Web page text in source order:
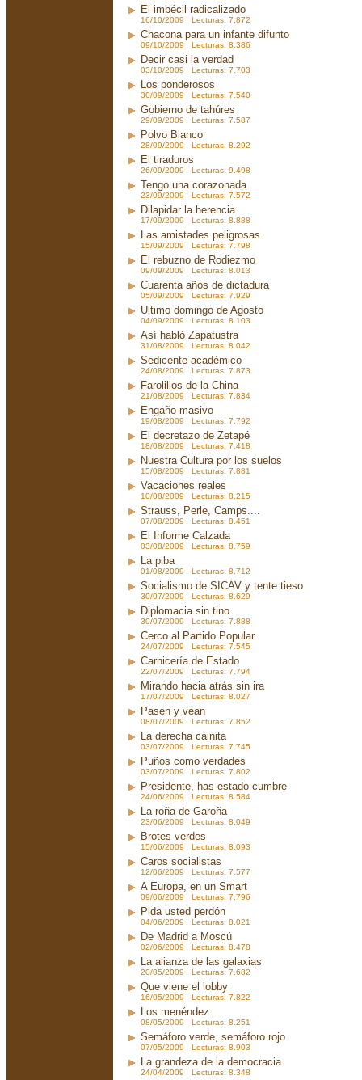
El imbécil radicalizado
16/10/2009 Lecturas: 7.872
Chacona para un infante difunto
09/10/2009 Lecturas: 8.386
Decir casi la verdad
03/10/2009 Lecturas: 7.703
Los ponderosos
30/09/2009 Lecturas: 7.540
Gobierno de tahúres
29/09/2009 Lecturas: 7.587
Polvo Blanco
28/09/2009 Lecturas: 8.292
El tiraduros
26/09/2009 Lecturas: 9.498
Tengo una corazonada
23/09/2009 Lecturas: 7.572
Dilapidar la herencia
17/09/2009 Lecturas: 8.888
Las amistades peligrosas
15/09/2009 Lecturas: 7.798
El rebuzno de Rodiezmo
09/09/2009 Lecturas: 8.013
Cuarenta años de dictadura
05/09/2009 Lecturas: 7.929
Ultimo domingo de Agosto
04/09/2009 Lecturas: 8.103
Así habló Zapatustra
31/08/2009 Lecturas: 8.042
Sedicente académico
24/08/2009 Lecturas: 7.873
Farolillos de la China
21/08/2009 Lecturas: 7.834
Engaño masivo
19/08/2009 Lecturas: 7.792
El decretazo de Zetapé
18/08/2009 Lecturas: 7.418
Nuestra Cultura por los suelos
15/08/2009 Lecturas: 7.881
Vacaciones reales
10/08/2009 Lecturas: 8.215
Strauss, Perle, Camps....
07/08/2009 Lecturas: 8.451
El Informe Calzada
03/08/2009 Lecturas: 8.759
La piba
01/08/2009 Lecturas: 8.712
Socialismo de SICAV y tente tieso
30/07/2009 Lecturas: 8.629
Diplomacia sin tino
30/07/2009 Lecturas: 7.888
Cerco al Partido Popular
24/07/2009 Lecturas: 7.545
Carnicería de Estado
22/07/2009 Lecturas: 7.794
Mirando hacia atrás sin ira
17/07/2009 Lecturas: 8.027
Pasen y vean
08/07/2009 Lecturas: 7.852
La derecha cainita
03/07/2009 Lecturas: 7.745
Puños como verdades
03/07/2009 Lecturas: 7.802
Presidente, has estado cumbre
24/06/2009 Lecturas: 8.584
La roña de Garoña
23/06/2009 Lecturas: 8.049
Brotes verdes
15/06/2009 Lecturas: 8.093
Caros socialistas
12/06/2009 Lecturas: 7.577
A Europa, en un Smart
09/06/2009 Lecturas: 7.796
Pida usted perdón
04/06/2009 Lecturas: 8.021
De Madrid a Moscú
02/06/2009 Lecturas: 8.478
La alianza de las galaxias
20/05/2009 Lecturas: 7.682
Que viene el lobby
16/05/2009 Lecturas: 7.822
Los menéndez
08/05/2009 Lecturas: 8.251
Semáforo verde, semáforo rojo
07/05/2009 Lecturas: 8.903
La grandeza de la democracia
24/04/2009 Lecturas: 8.348